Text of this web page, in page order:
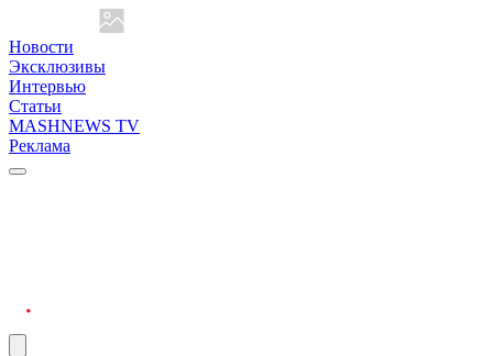
Новости
Эксклюзивы
Интервью
Статьи
MASHNEWS TV
Реклама